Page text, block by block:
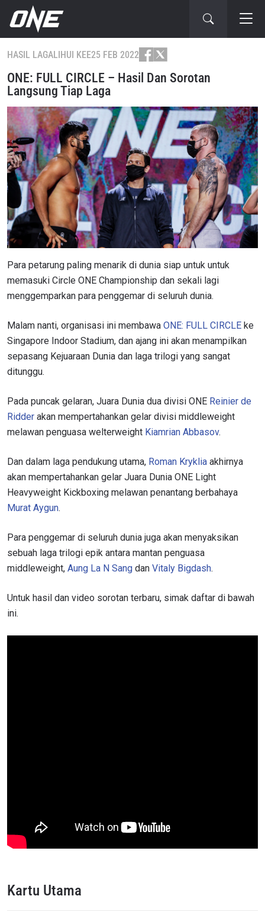
HASIL LAGALIHUI KEE25 FEB 2022
ONE: FULL CIRCLE – Hasil Dan Sorotan
Langsung Tiap Laga
Para petarung paling menarik di dunia siap untuk untuk
memasuki Circle ONE Championship dan sekali lagi
menggemparkan para penggemar di seluruh dunia.
Malam nanti, organisasi ini membawa ONE: FULL CIRCLE ke
Singapore Indoor Stadium, dan ajang ini akan menampilkan
sepasang Kejuaraan Dunia dan laga trilogi yang sangat
ditunggu.
Pada puncak gelaran, Juara Dunia dua divisi ONE Reinier de
Ridder akan mempertahankan gelar divisi middleweight
melawan penguasa welterweight Kiamrian Abbasov.
Dan dalam laga pendukung utama, Roman Kryklia akhirnya
akan mempertahankan gelar Juara Dunia ONE Light
Heavyweight Kickboxing melawan penantang berbahaya
Murat Aygun.
Para penggemar di seluruh dunia juga akan menyaksikan
sebuah laga trilogi epik antara mantan penguasa
middleweight, Aung La N Sang dan Vitaly Bigdash.
Untuk hasil dan video sorotan terbaru, simak daftar di bawah
ini.
Kartu Utama